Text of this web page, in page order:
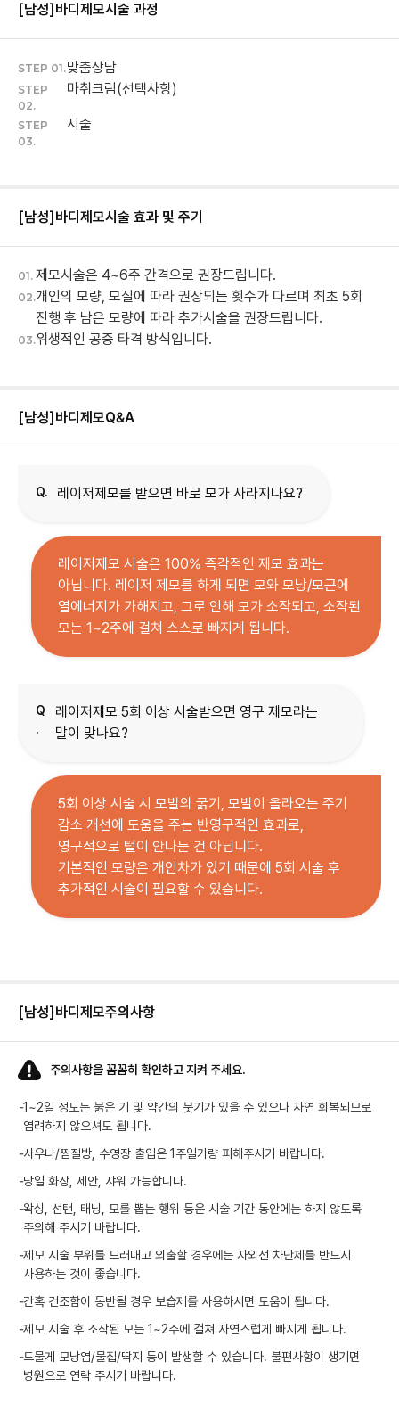
[남성]바디제모시술 과정
STEP 01.맞춤상담
STEP
02.
마취크림(선택사항)
STEP
03.
시술
[남성]바디제모시술 효과 및 주기
01. 제모시술은 4~6주 간격으로 권장드립니다.
02.개인의 모량, 모질에 따라 권장되는 횟수가 다르며 최초 5회
진행 후 남은 모량에 따라 추가시술을 권장드립니다.
03.위생적인 공중 타격 방식입니다.
[남성]바디제모Q&A
Q. 레이저제모를 받으면 바로 모가 사라지나요?
레이저제모 시술은 100% 즉각적인 제모 효과는
아닙니다. 레이저 제모를 하게 되면 모와 모낭/모근에
열에너지가 가해지고, 그로 인해 모가 소작되고, 소작된
모는 1~2주에 걸쳐 스스로 빠지게 됩니다.
Q
.
레이저제모 5회 이상 시술받으면 영구 제모라는
말이 맞나요?
5회 이상 시술 시 모발의 굵기, 모발이 올라오는 주기
감소 개선에 도움을 주는 반영구적인 효과로,
영구적으로 털이 안나는 건 아닙니다.
기본적인 모량은 개인차가 있기 때문에 5회 시술 후
추가적인 시술이 필요할 수 있습니다.
[남성]바디제모주의사항
주의사항을 꼼꼼히 확인하고 지켜 주세요.
-1~2일 정도는 붉은 기 및 약간의 붓기가 있을 수 있으나 자연 회복되므로
염려하지 않으셔도 됩니다.
-사우나/찜질방, 수영장 출입은 1주일가량 피해주시기 바랍니다.
-당일 화장, 세안, 샤워 가능합니다.
-왁싱, 선탠, 태닝, 모를 뽑는 행위 등은 시술 기간 동안에는 하지 않도록
주의해 주시기 바랍니다.
-제모 시술 부위를 드러내고 외출할 경우에는 자외선 차단제를 반드시
사용하는 것이 좋습니다.
-간혹 건조함이 동반될 경우 보습제를 사용하시면 도움이 됩니다.
-제모 시술 후 소작된 모는 1~2주에 걸쳐 자연스럽게 빠지게 됩니다.
-드물게 모낭염/물집/딱지 등이 발생할 수 있습니다. 불편사항이 생기면
병원으로 연락 주시기 바랍니다.